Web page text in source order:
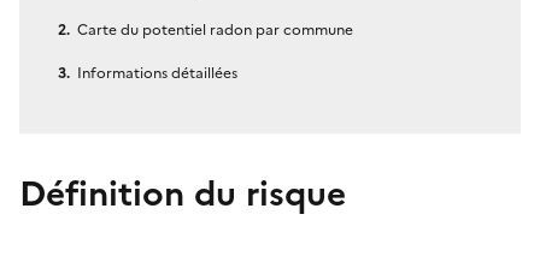
Carte du potentiel radon par commune
Informations détaillées
Définition du risque